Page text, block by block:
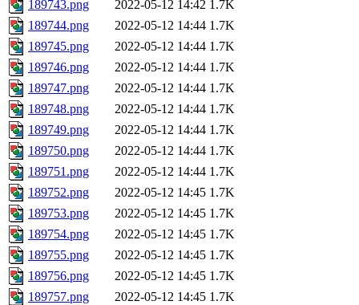
189743.png 2022-05-12 14:42 1.7K
189744.png
2022-05-12 14:44 1.7K
189745.png
2022-05-12 14:44 1.7K
189746.png
2022-05-12 14:44 1.7K
189747.png
2022-05-12 14:44 1.7K
189748.png
2022-05-12 14:44 1.7K
189749.png
2022-05-12 14:44 1.7K
189750.png
2022-05-12 14:44 1.7K
189751.png
2022-05-12 14:44 1.7K
189752.png
2022-05-12 14:45 1.7K
189753.png
2022-05-12 14:45 1.7K
189754.png
2022-05-12 14:45 1.7K
189755.png
2022-05-12 14:45 1.7K
189756.png
2022-05-12 14:45 1.7K
189757.png
2022-05-12 14:45 1.7K